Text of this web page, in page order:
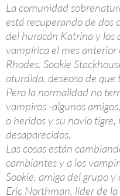
La comunidad
está recuperando de dos
del huracán Katrina y los
vampírica el mes
Rhodes. Sookie
aturdida, deseosa de
Pero la normalidad no
vampiros -algunos
o heridos y su novio
desaparecidos.
Las cosas están
cambiantes y a los
Sookie, amiga del grupo
Eric Northman, líder de